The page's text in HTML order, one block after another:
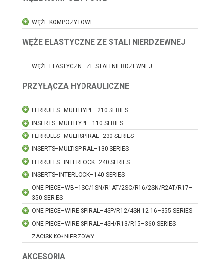
WĘŻE KOMPOZYTOWE
WĘŻE ELASTYCZNE ZE STALI NIERDZEWNEJ
WĘŻE ELASTYCZNE ZE STALI NIERDZEWNEJ
PRZYŁĄCZA HYDRAULICZNE
FERRULES–MULTITYPE–210 SERIES
INSERTS–MULTITYPE–110 SERIES
FERRULES–MULTISPIRAL–230 SERIES
INSERTS–MULTISPIRAL–130 SERIES
FERRULES–INTERLOCK–240 SERIES
INSERTS–INTERLOCK–140 SERIES
ONE PIECE–WB–1SC/1SN/R1AT/2SC/R16/2SN/R2AT/R17–
350 SERIES
ONE PIECE–WIRE SPIRAL–4SP/R12/4SH-12-16–355 SERIES
ONE PIECE–WIRE SPIRAL–4SH/R13/R15–360 SERIES
ZACISK KOŁNIERZOWY
AKCESORIA